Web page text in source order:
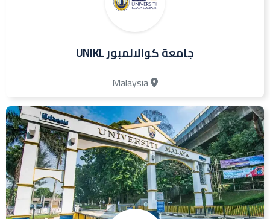
جامعة كوالالمبور UNIKL